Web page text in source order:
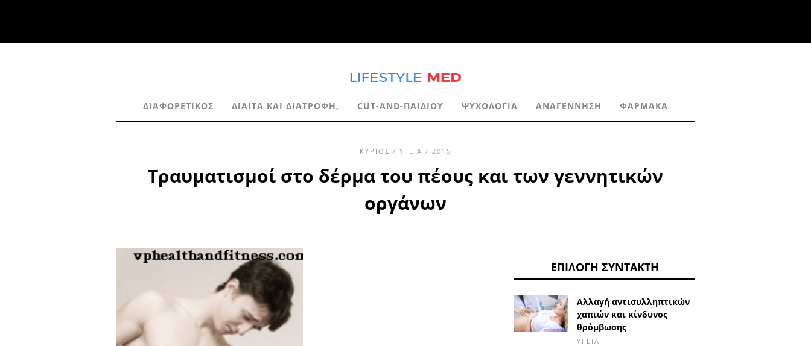
ΔΙΑΦΟΡΕΤΙΚΌΣ ΔΊΑΙΤΑ ΚΑΙ ΔΙΑΤΡΟΦΉ, CUT-AND-ΠΑΙΔΙΟΎ ΨΥΧΟΛΟΓΊΑ ΑΝΑΓΈΝΝΗΣΗ ΦΆΡΜΑΚΑ
ΚΎΡΙΟΣ / ΥΓΕΊΑ / 2015
Τραυματισμοί στο δέρμα του πέους και των γεννητικών
οργάνων
ΕΠΙΛΟΓΉ ΣΥΝΤΆΚΤΗ
Αλλαγή αντισυλληπτικών
χαπιών και κίνδυνος
θρόμβωσης
ΥΓΕΊΑ